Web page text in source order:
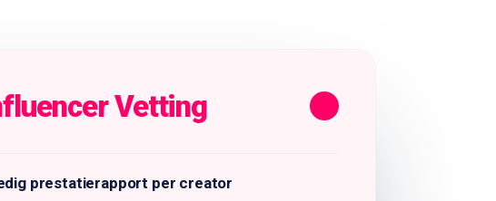
Vetting
prestatierapport per creator